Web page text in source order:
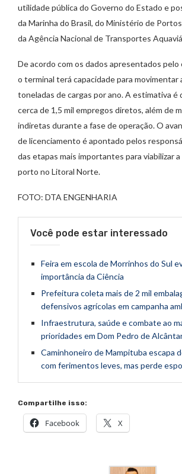
utilidade pública do Governo do Estado e
da Marinha do Brasil, do Ministério de
da Agência Nacional de Transportes
De acordo com os dados apresentados
o terminal terá capacidade para movimentar
toneladas de cargas por ano. A estimativa é
cerca de 1,5 mil empregos diretos, além de
indiretas durante a fase de operação. O
de licenciamento é apontado pelos
das etapas mais importantes para viabilizar
porto no Litoral Norte.
FOTO: DTA ENGENHARIA
Você pode estar interessado
Feira em escola de Morrinhos do Sul
importância da Ciência
Prefeitura coleta mais de 2 mil
defensivos agrícolas em campanha
Infraestrutura, saúde e combate ao
prioridades em Dom Pedro de
Caminhoneiro de Mampituba escapa
com ferimentos leves, mas perde
Compartilhe isso:
Facebook X